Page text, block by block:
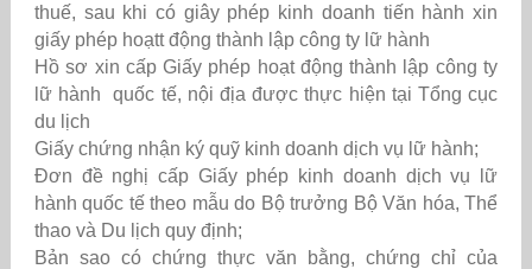
thuế, sau khi có giây phép kinh doanh tiến hành xin
giấy phép hoạtt động thành lập công ty lữ hành
Hồ sơ xin cấp Giấy phép hoạt động thành lập công ty
lữ hành
quốc tế, nội địa được thực hiện tại Tổng cục
du lịch
Giấy chứng nhận ký quỹ kinh doanh dịch vụ lữ hành;
Đơn đề nghị cấp Giấy phép kinh doanh dịch vụ lữ
hành quốc tế theo mẫu do Bộ trưởng Bộ Văn hóa, Thể
thao và Du lịch quy định;
Bản sao có chứng thực văn bằng, chứng chỉ của